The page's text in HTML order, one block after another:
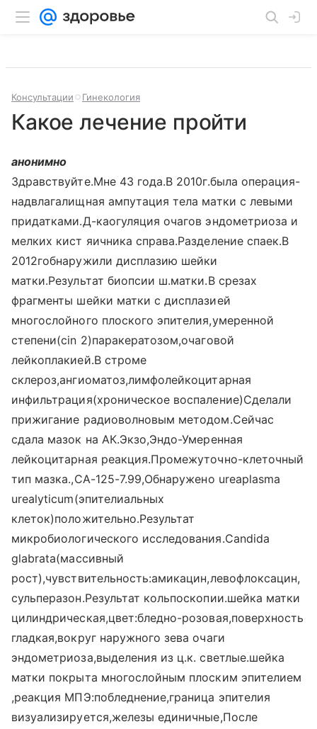
Консультации Гинекология
Какое лечение пройти
анонимно
Здравствуйте.Мне 43 года.В 2010г.была операция-
надвлагалищная ампутация тела матки с левыми
придатками.Д-каогуляция очагов эндометриоза и
мелких кист яичника справа.Разделение спаек.В
2012гобнаружили дисплазию шейки
матки.Результат биопсии ш.матки.В срезах
фрагменты шейки матки с дисплазией
многослойного плоского эпителия,умеренной
степени(cin 2)паракератозом,очаговой
лейкоплакией.В строме
склероз,ангиоматоз,лимфолейкоцитарная
инфильтрация(хроническое воспаление)Сделали
прижигание радиоволновым методом.Сейчас
сдала мазок на АК.Экзо,Эндо-Умеренная
лейкоцитарная реакция.Промежуточно-клеточный
тип мазка.,СА-125-7.99,Обнаружено ureaplasma
urealyticum(эпителиальных
клеток)положительно.Результат
микробиологического исследования.Candida
glabrata(массивный
рост),чувствительность:амикацин,левофлоксацин,
сульперазон.Результат кольпоскопии.шейка матки
цилиндрическая,цвет:бледно-розовая,поверхность
гладкая,вокруг наружного зева очаги
эндометриоза,выделения из ц.к. светлые.шейка
матки покрыта многослойным плоским эпителием
,реакция МПЭ:побледнение,граница эпителия
визуализируется,железы единичные,После